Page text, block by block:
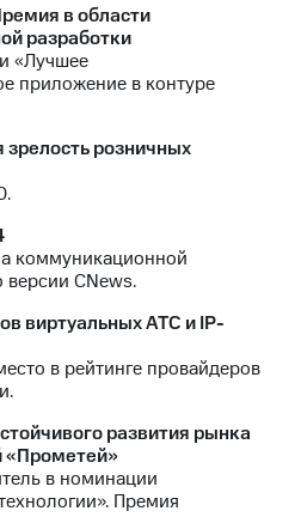
в области
разработки
«Лучшее
приложение в контуре
розничных
коммуникационной
CNews.
виртуальных АТС и IP-
в рейтинге провайдеров
развития рынка
«Прометей»
в номинации
Премия